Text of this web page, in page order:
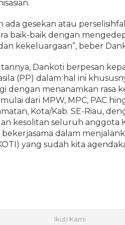
ada gesekan atau
baik-baik dengan
kekeluargaan”, beber
Dankoti berpesan
(PP) dalam hal ini
dengan menanamkan rasa
dari MPW, MPC, PAC
Kota/Kab. SE-Riau,
kesolitan seluruh anggota
bekerjasama dalam
yang sudah kita
Ikuti Kami